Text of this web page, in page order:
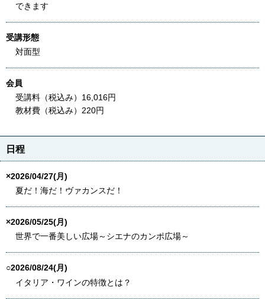
できます
受講形態
対面型
会員
受講料（税込み）16,016円
教材費（税込み）220円
日程
×2026/04/27(月)
夏だ！海だ！ヴァカンスだ！
×2026/05/25(月)
世界で一番美しい広場～シエナのカンポ広場～
○2026/08/24(月)
イタリア・ワインの特徴とは？